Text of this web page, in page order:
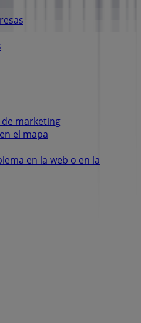
marketing
el mapa
en la web o en la